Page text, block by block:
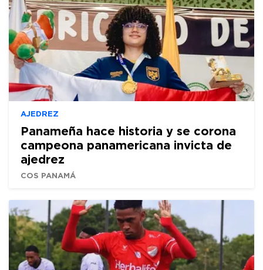
AJEDREZ
Panameña hace historia y se corona
campeona panamericana invicta de
ajedrez
COS PANAMÁ